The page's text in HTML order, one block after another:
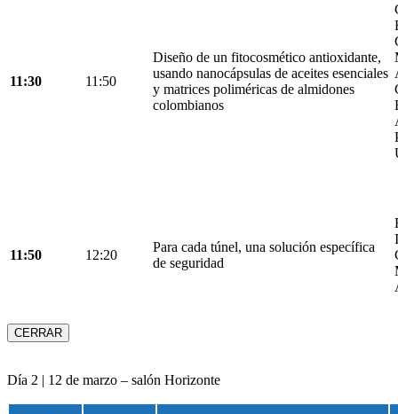
11:30 11:50
Diseño de un fitocosmético antioxidante,
usando nanocápsulas de aceites esenciales
y matrices poliméricas de almidones
colombianos
11:50 12:20
Para cada túnel, una solución específica
de seguridad
CERRAR
Día 2 | 12 de marzo – salón Horizonte